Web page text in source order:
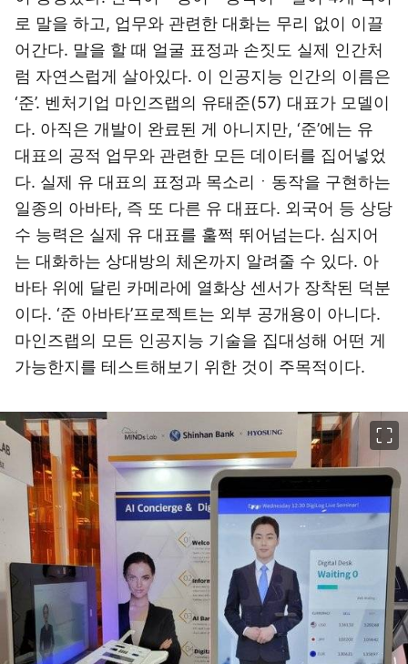
로 말을 하고, 업무와 관련한 대화는 무리 없이 이끌
어간다. 말을 할 때 얼굴 표정과 손짓도 실제 인간처
럼 자연스럽게 살아있다. 이 인공지능 인간의 이름은
‘준’. 벤처기업 마인즈랩의 유태준(57) 대표가 모델이
다. 아직은 개발이 완료된 게 아니지만, ‘준’에는 유
대표의 공적 업무와 관련한 모든 데이터를 집어넣었
다. 실제 유 대표의 표정과 목소리ㆍ동작을 구현하는
일종의 아바타, 즉 또 다른 유 대표다. 외국어 등 상당
수 능력은 실제 유 대표를 훌쩍 뛰어넘는다. 심지어
는 대화하는 상대방의 체온까지 알려줄 수 있다. 아
바타 위에 달린 카메라에 열화상 센서가 장착된 덕분
이다. ‘준 아바타’프로젝트는 외부 공개용이 아니다.
마인즈랩의 모든 인공지능 기술을 집대성해 어떤 게
가능한지를 테스트해보기 위한 것이 주목적이다.